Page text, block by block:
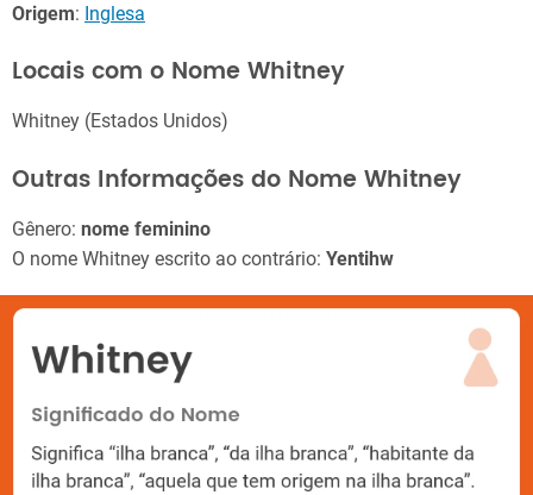
Origem: Inglesa
Locais com o Nome Whitney
Whitney (Estados Unidos)
Outras Informações do Nome Whitney
Gênero: nome feminino
O nome Whitney escrito ao contrário: Yentihw